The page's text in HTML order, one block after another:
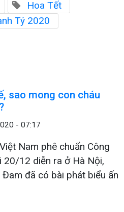
Hoa Tết
Tý 2020
sao mong con cháu
- 07:17
Nam phê chuẩn Công
20/12 diễn ra ở Hà Nội,
đã có bài phát biểu ấn